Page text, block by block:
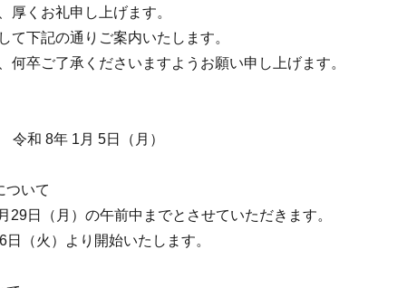
厚くお礼申し上げます。
て下記の通りご案内いたします。
何卒ご了承くださいますようお願い申し上げます。
和 8年 1月 5日（月）
ついて
29日（月）の午前中までとさせていただきます。
（火）より開始いたします。